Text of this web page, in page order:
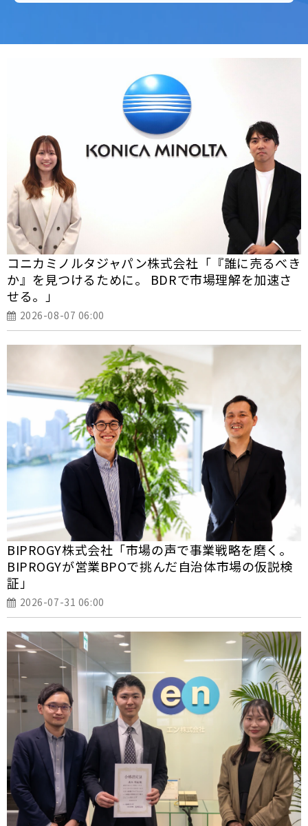
コニカミノルタジャパン株式会社「『誰に売るべき
か』を見つけるために。 BDRで市場理解を加速さ
せる。」
2026-08-07 06:00
BIPROGY株式会社「市場の声で事業戦略を磨く。
BIPROGYが営業BPOで挑んだ自治体市場の仮説検
証」
2026-07-31 06:00